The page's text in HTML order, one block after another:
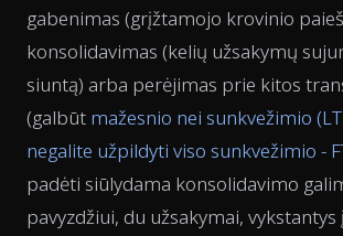
gabenimas (grįžtamojo krovinio
konsolidavimas (kelių užsakymų
siuntą) arba perėjimas prie kitos
(galbūt mažesnio nei sunkvežimio
negalite užpildyti viso sunkvežimio -
padėti siūlydama konsolidavimo
pavyzdžiui, du užsakymai, vykstantys